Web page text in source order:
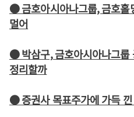
● 금호아시아나그룹, 금호홀
멀어
● 박삼구, 금호아시아나그룹
정리할까
● 증권사 목표주가에 가득